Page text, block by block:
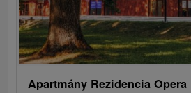
Apartmány Rezidencia Opera